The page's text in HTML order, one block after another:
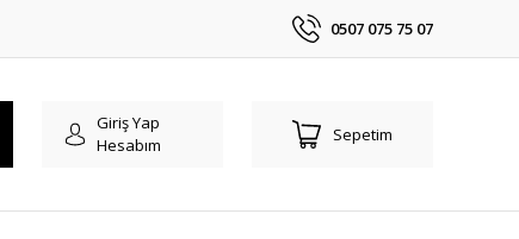
0507 075 75 07
Giriş Yap
Hesabım
Sepetim